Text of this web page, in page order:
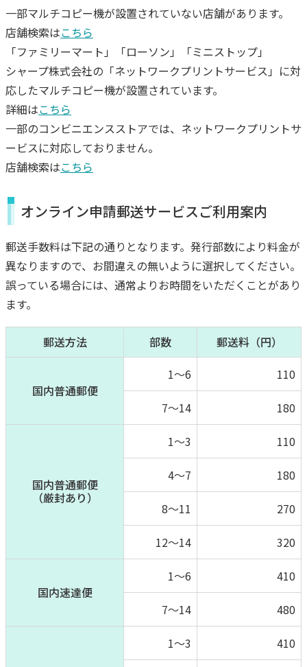
一部マルチコピー機が設置されていない店舗があります。
店舗検索はこちら
「ファミリーマート」「ローソン」「ミニストップ」
シャープ株式会社の「ネットワークプリントサービス」に対
応したマルチコピー機が設置されています。
詳細はこちら
一部のコンビニエンスストアでは、ネットワークプリントサ
ービスに対応しておりません。
店舗検索はこちら
オンライン申請郵送サービスご利用案内
郵送手数料は下記の通りとなります。発行部数により料金が
異なりますので、お間違えの無いように選択してください。
誤っている場合には、通常よりお時間をいただくことがあり
ます。
郵送方法 部数 郵送料（円）
国内普通郵便
1～6 110
7～14 180
国内普通郵便
（厳封あり）
1～3 110
4～7 180
8～11 270
12～14 320
国内速達便
1～6 410
7～14 480
1～3 410